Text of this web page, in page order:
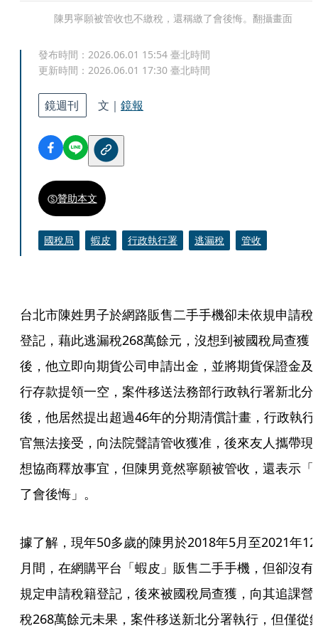
陳男寧願被管收也不繳稅，還稱繳了會後悔。翻攝畫面
發布時間： 2026.06.01 15:54 臺北時間
更新時間： 2026.06.01 17:30 臺北時間
鏡週刊 文｜ 鏡報
贊助本文
國稅局 蝦皮 行政執行署 逃漏稅 管收
台北市陳姓男子於網路販售二手手機卻未依規申請稅
登記，藉此逃漏稅268萬餘元，沒想到被國稅局查獲
後，他立即向期貨公司申請出金，並將期貨保證金及
行存款提領一空，案件移送法務部行政執行署新北分
後，他居然提出超過46年的分期清償計畫，行政執行
官無法接受，向法院聲請管收獲准，後來友人攜帶現
想協商釋放事宜，但陳男竟然寧願被管收，還表示「
了會後悔」。
據了解，現年50多歲的陳男於2018年5月至2021年12
月間，在網購平台「蝦皮」販售二手手機，但卻沒有
規定申請稅籍登記，後來被國稅局查獲，向其追課營
稅268萬餘元未果，案件移送新北分署執行，但僅從